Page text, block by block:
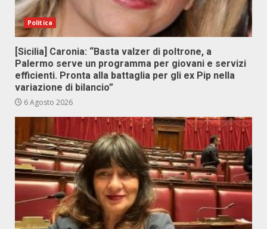
Politica
[Sicilia] Caronia: “Basta valzer di poltrone, a
Palermo serve un programma per giovani e servizi
efficienti. Pronta alla battaglia per gli ex Pip nella
variazione di bilancio”
6 Agosto 2026